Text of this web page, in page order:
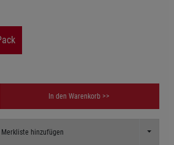
In den Warenkorb >>
Merkliste hinzufügen Toggle